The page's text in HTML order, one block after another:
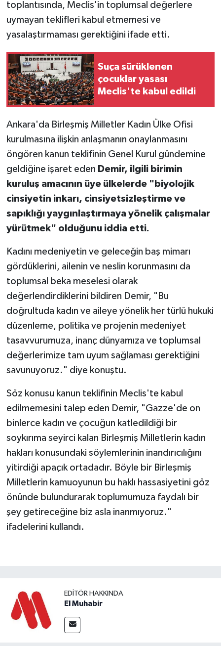
toplantısında, Meclis'in toplumsal değerlere
uymayan teklifleri kabul etmemesi ve
yasalaştırmaması gerektiğini ifade etti.
Suça sürüklenen
çocuklar yasası
Meclis'te kabul edildi
Ankara'da Birleşmiş Milletler Kadın Ülke Ofisi
kurulmasına ilişkin anlaşmanın onaylanmasını
öngören kanun teklifinin Genel Kurul gündemine
geldiğine işaret eden Demir, ilgili birimin
kuruluş amacının üye ülkelerde "biyolojik
cinsiyetin inkarı, cinsiyetsizleştirme ve
sapıklığı yaygınlaştırmaya yönelik çalışmalar
yürütmek" olduğunu iddia etti.
Kadını medeniyetin ve geleceğin baş mimarı
gördüklerini, ailenin ve neslin korunmasını da
toplumsal beka meselesi olarak
değerlendirdiklerini bildiren Demir, "Bu
doğrultuda kadın ve aileye yönelik her türlü hukuki
düzenleme, politika ve projenin medeniyet
tasavvurumuza, inanç dünyamıza ve toplumsal
değerlerimize tam uyum sağlaması gerektiğini
savunuyoruz." diye konuştu.
Söz konusu kanun teklifinin Meclis'te kabul
edilmemesini talep eden Demir, "Gazze'de on
binlerce kadın ve çocuğun katledildiği bir
soykırıma seyirci kalan Birleşmiş Milletlerin kadın
hakları konusundaki söylemlerinin inandırıcılığını
yitirdiği apaçık ortadadır. Böyle bir Birleşmiş
Milletlerin kamuoyunun bu haklı hassasiyetini göz
önünde bulundurarak toplumumuza faydalı bir
şey getireceğine biz asla inanmıyoruz."
ifadelerini kullandı.
EDITÖR HAKKINDA
El Muhabir